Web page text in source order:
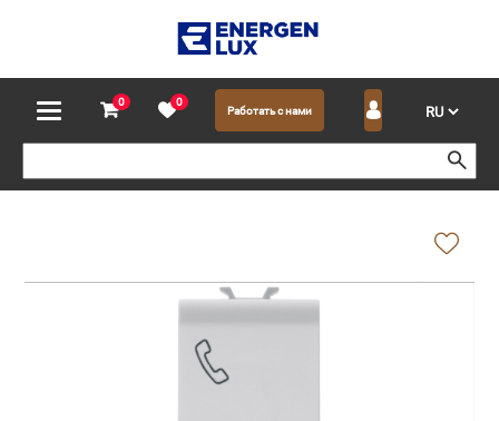
0 0
Работать с нами